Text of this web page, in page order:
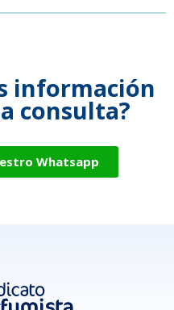
información
consulta?
Whatsapp